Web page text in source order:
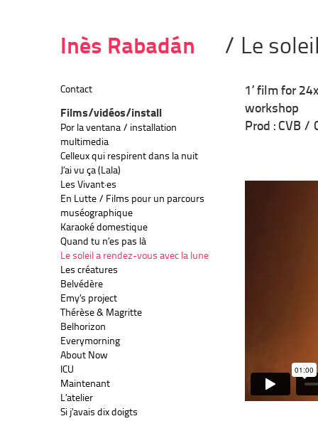
Inès Rabadán
Contact
Films/vidéos/install
Por la ventana / installation
multimedia
Celleux qui respirent dans la nuit
J’ai vu ça (Lala)
Les Vivant·es
En Lutte / Films pour un parcours
muséographique
Karaoké domestique
Quand tu n’es pas là
Le soleil a rendez-vous avec la lune
Les créatures
Belvédère
Emy’s project
Thérèse & Magritte
Belhorizon
Everymorning
About Now
ICU
Maintenant
L’atelier
Si j’avais dix doigts
/ Le
1’ film for
workshop
Prod : CVB /